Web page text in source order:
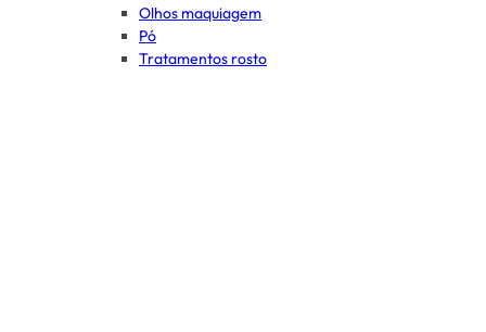
Olhos maquiagem
Pó
Tratamentos rosto